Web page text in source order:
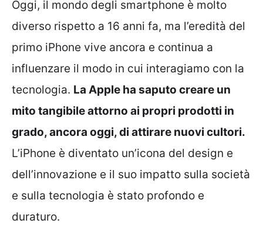
Oggi, il mondo degli smartphone è molto
diverso rispetto a 16 anni fa, ma l’eredità del
primo iPhone vive ancora e continua a
influenzare il modo in cui interagiamo con la
tecnologia. La Apple ha saputo creare un
mito tangibile attorno ai propri prodotti in
grado, ancora oggi, di attirare nuovi cultori.
L’iPhone è diventato un’icona del design e
dell’innovazione e il suo impatto sulla società
e sulla tecnologia è stato profondo e
duraturo.